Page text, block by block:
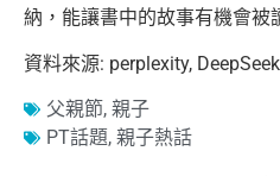
納，能讓書中的故事有機會被
資料來源: perplexity, DeepSeek
父親節, 親子
PT話題, 親子熱話